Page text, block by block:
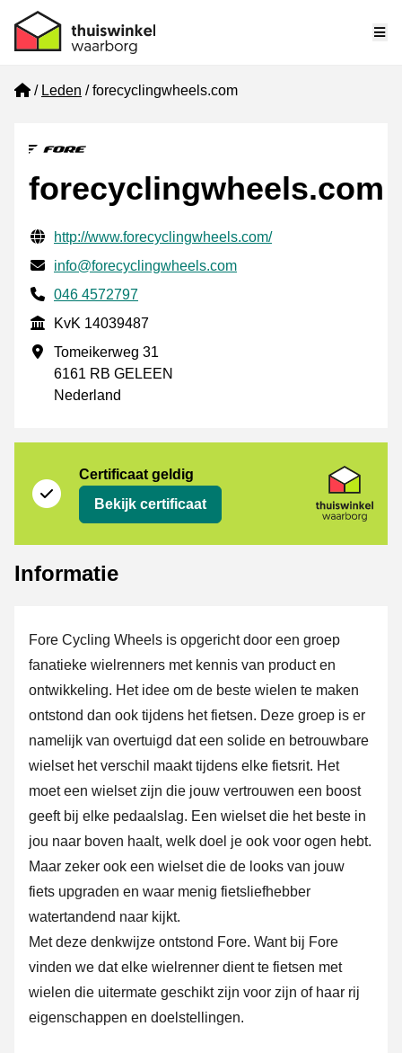
Home
Leden forecyclingwheels.com
forecyclingwheels.com
Gecontroleerde contactgegevens
Website URL
http://www.forecyclingwheels.com/
E-mail
info@forecyclingwheels.com
Telefoonnummer
046 4572797
KvK
KvK 14039487
Vestigingsadres
Tomeikerweg 31
6161 RB GELEEN
Nederland
Certificaat geldig
Bekijk certificaat
Informatie
Fore Cycling Wheels is opgericht door een groep
fanatieke wielrenners met kennis van product en
ontwikkeling. Het idee om de beste wielen te maken
ontstond dan ook tijdens het fietsen. Deze groep is er
namelijk van overtuigd dat een solide en betrouwbare
wielset het verschil maakt tijdens elke fietsrit. Het
moet een wielset zijn die jouw vertrouwen een boost
geeft bij elke pedaalslag. Een wielset die het beste in
jou naar boven haalt, welk doel je ook voor ogen hebt.
Maar zeker ook een wielset die de looks van jouw
fiets upgraden en waar menig fietsliefhebber
watertandend naar kijkt.
Met deze denkwijze ontstond Fore. Want bij Fore
vinden we dat elke wielrenner dient te fietsen met
wielen die uitermate geschikt zijn voor zijn of haar rij
eigenschappen en doelstellingen.